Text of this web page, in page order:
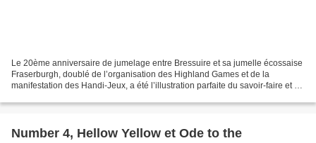
Le 20ème anniversaire de jumelage entre Bressuire et sa jumelle écossaise
Fraserburgh, doublé de l’organisation des Highland Games et de la
manifestation des Handi-Jeux, a été l’illustration parfaite du savoir-faire et de
Number 4, Hellow Yellow et Ode to the